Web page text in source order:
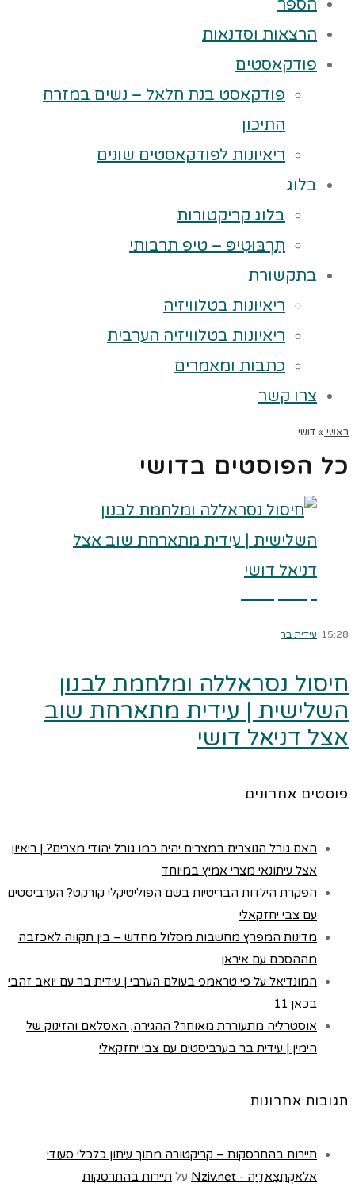
הספר
הרצאות וסדנאות
פודקאסטים
פודקאסט בנת חלאל – נשים במזרח
התיכון
ריאיונות לפודקאסטים שונים
בלוג
בלוג קריקטורות
תַּרְבּוּטִיפּ – טיפ תרבותי
בתקשורת
ריאיונות בטלוויזיה
ריאיונות בטלוויזיה הערבית
כתבות ומאמרים
צרו קשר
ראשי »דושי
כל הפוסטים בדושי
15:28 עידית בר
חיסול נסראללה ומלחמת לבנון
השלישית | עידית מתארחת שוב
אצל דניאל דושי
פוסטים אחרונים
האם גורל הנוצרים במצרים יהיה כמו גורל יהודי מצרים? | ריאיון
אצל עיתונאי מצרי אמיץ במיוחד
הפקרת הילדות הבריטיות בשם הפוליטיקלי קורקט? הערביסטים
עם צבי יחזקאלי
מדינות המפרץ מחשבות מסלול מחדש – בין תקווה לאכזבה
מההסכם עם איראן
המונדיאל על פי טראמפ בעולם הערבי | עידית בר עם יואב זהבי
בכאן 11
אוסטרליה מתעוררת מאוחר? ההגירה, האסלאם והזינוק של
הימין | עידית בר בערביסטים עם צבי יחזקאלי
תגובות אחרונות
תיירות בהתרסקות – קריקטורה מתוך עיתון כלכלי סעודי
אלאקְתִצַאדִיַה - Nziv.net
על תיירות בהתרסקות